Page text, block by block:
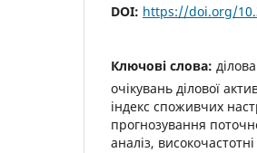
DOI: https://doi.org/
Ключові слова:
очікувань ділової
індекс споживчих
прогнозування
аналіз, високочастотні